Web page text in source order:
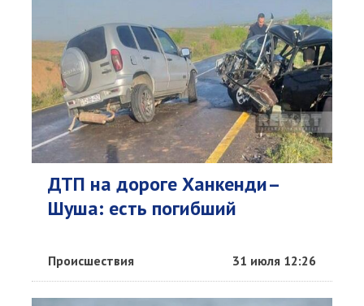
ДТП на дороге Ханкенди–
Шуша: есть погибший
Происшествия 31 июля 12:26